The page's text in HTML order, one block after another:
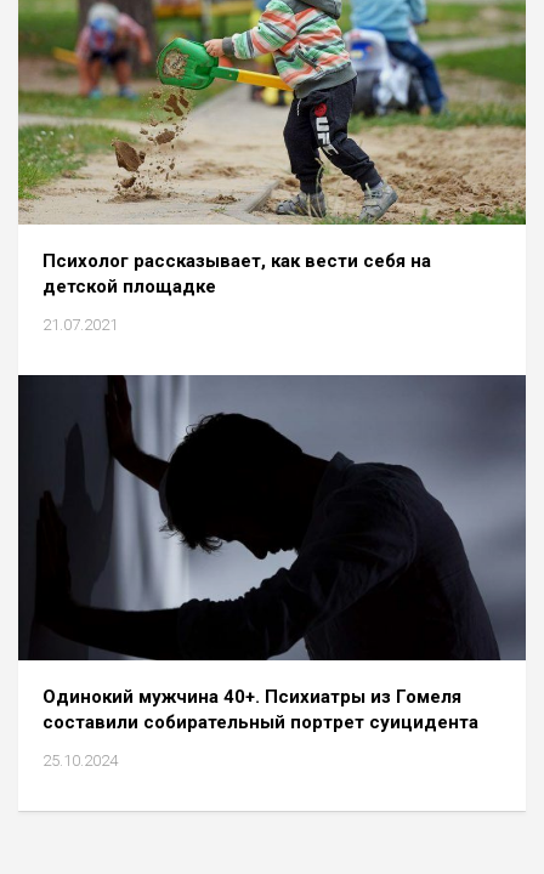
Психолог рассказывает, как вести себя на
детской площадке
21.07.2021
Одинокий мужчина 40+. Психиатры из Гомеля
составили собирательный портрет суицидента
25.10.2024